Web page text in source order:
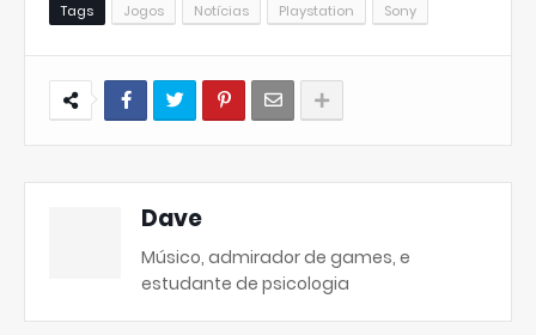
Tags Jogos Notícias Playstation Sony
Dave
Músico, admirador de games, e
estudante de psicologia